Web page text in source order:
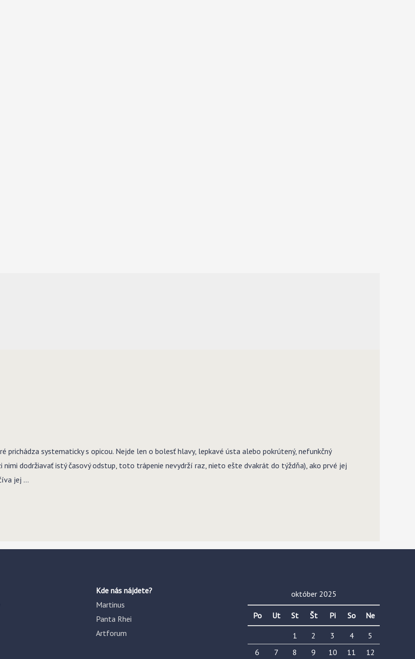
prichádza systematicky s opicou. Nejde len o bolesť hlavy, lepkavé ústa alebo pokrútený, nefunkčný
dodržiavať istý časový odstup, toto trápenie nevydrží raz, nieto ešte dvakrát do týždňa), ako prvé jej
jej …
Kde nás nájdete?
Martinus
Panta Rhei
Artforum
október 2025
Po Ut St Št Pi So Ne
1 2 3 4
5
6
7 8 9 10 11 12